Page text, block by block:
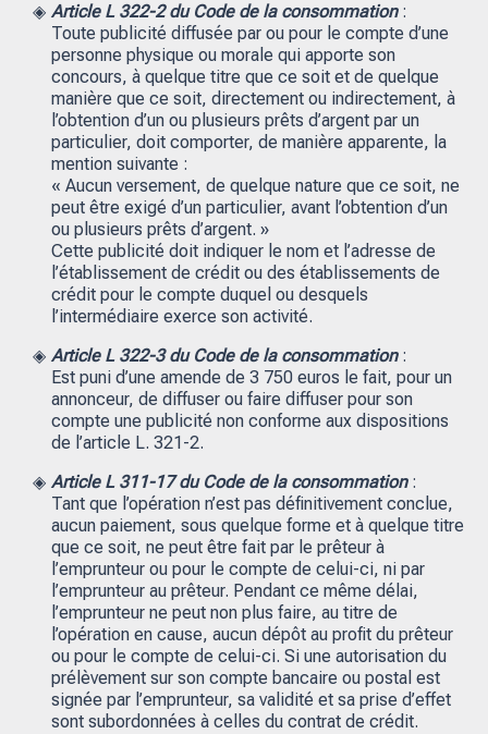
Article L 322-2 du Code de la consommation:
Toute publicité diffusée par ou pour le compte d’une
personne physique ou morale qui apporte son
concours, à quelque titre que ce soit et de quelque
manière que ce soit, directement ou indirectement, à
l’obtention d’un ou plusieurs prêts d’argent par un
particulier, doit comporter, de manière apparente, la
mention suivante :
« Aucun versement, de quelque nature que ce soit, ne
peut être exigé d’un particulier, avant l’obtention d’un
ou plusieurs prêts d’argent. »
Cette publicité doit indiquer le nom et l’adresse de
l’établissement de crédit ou des établissements de
crédit pour le compte duquel ou desquels
l’intermédiaire exerce son activité.
Article L 322-3 du Code de la consommation:
Est puni d’une amende de 3 750 euros le fait, pour un
annonceur, de diffuser ou faire diffuser pour son
compte une publicité non conforme aux dispositions
de l’article L. 321-2.
Article L 311-17 du Code de la consommation:
Tant que l’opération n’est pas définitivement conclue,
aucun paiement, sous quelque forme et à quelque titre
que ce soit, ne peut être fait par le prêteur à
l’emprunteur ou pour le compte de celui-ci, ni par
l’emprunteur au prêteur. Pendant ce même délai,
l’emprunteur ne peut non plus faire, au titre de
l’opération en cause, aucun dépôt au profit du prêteur
ou pour le compte de celui-ci. Si une autorisation du
prélèvement sur son compte bancaire ou postal est
signée par l’emprunteur, sa validité et sa prise d’effet
sont subordonnées à celles du contrat de crédit.